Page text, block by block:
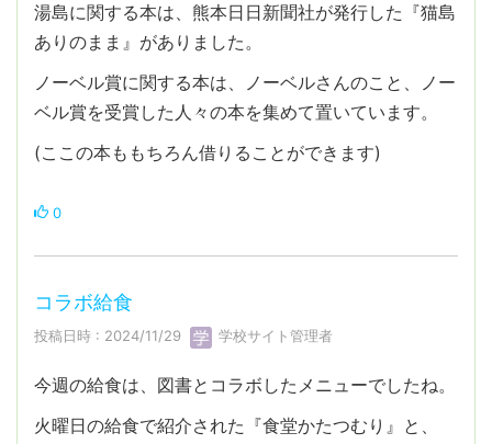
湯島に関する本は、熊本日日新聞社が発行した『猫島
ありのまま』がありました。
ノーベル賞に関する本は、ノーベルさんのこと、ノー
ベル賞を受賞した人々の本を集めて置いています。
(ここの本ももちろん借りることができます)
0
コラボ給食
投稿日時 : 2024/11/29 学校サイト管理者
今週の給食は、図書とコラボしたメニューでしたね。
火曜日の給食で紹介された『食堂かたつむり』と、